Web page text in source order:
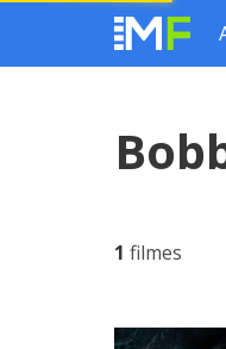
1 filmes